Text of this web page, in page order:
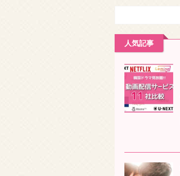
人気記事